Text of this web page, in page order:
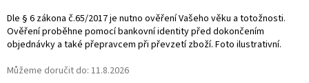
Můžeme doručit do: 11.8.2026